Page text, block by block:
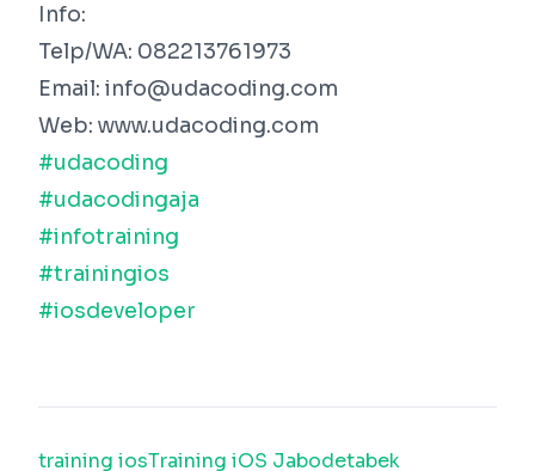
Info:
Telp/WA: 082213761973
Email: info@udacoding.com
Web: www.udacoding.com
#udacoding
#udacodingaja
#infotraining
#trainingios
#iosdeveloper
training iosTraining iOS Jabodetabek